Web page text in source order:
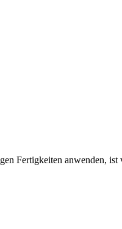
Fertigkeiten anwenden, ist